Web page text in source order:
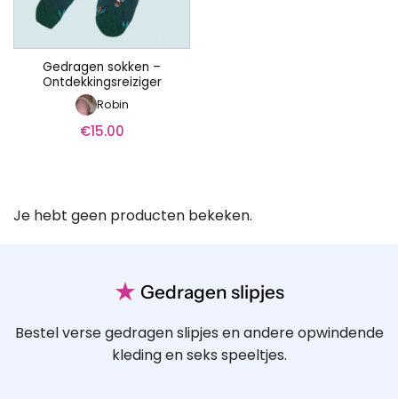
Gedragen sokken –
Ontdekkingsreiziger
Robin
€15.00
Je hebt geen producten bekeken.
★ Gedragen slipjes
Bestel verse gedragen slipjes en andere opwindende
kleding en seks speeltjes.